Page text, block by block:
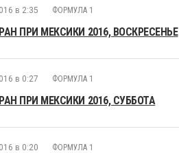
в 2:35 ФОРМУЛА 1
ПРИ МЕКСИКИ 2016, ВОСКРЕСЕНЬЕ
в 0:27 ФОРМУЛА 1
ПРИ МЕКСИКИ 2016, СУББОТА
в 0:20 ФОРМУЛА 1